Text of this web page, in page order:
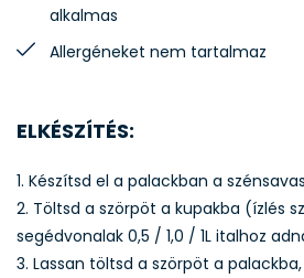
alkalmas
Allergéneket nem tartalmaz
ELKÉSZÍTÉS:
1. Készítsd el a palackban a
2. Töltsd a szörpöt a kupakba (ízlés
segédvonalak 0,5 / 1,0 / 1L italhoz
3. Lassan töltsd a szörpöt a